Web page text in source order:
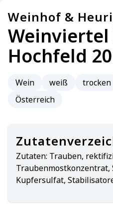
Weinhof &
Weinviertel
Hochfeld
Wein weiß trocken
Österreich
Zutaten: Trauben,
Traubenmostkonzentrat,
Kupfersulfat,